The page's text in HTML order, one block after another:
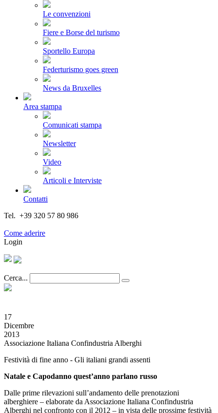
Le convenzioni
Fiere e Borse del turismo
Sportello Europa
Federturismo goes green
News da Bruxelles
Area stampa
Comunicati stampa
Newsletter
Video
Articoli e Interviste
Contatti
Tel. +39 320 57 80 986
Come aderire
Login
Cerca...
17
Dicembre
2013
Associazione Italiana Confindustria Alberghi
Festività di fine anno - Gli italiani grandi assenti
Natale e Capodanno quest’anno parlano russo
Dalle prime rilevazioni sull’andamento delle prenotazioni
alberghiere – elaborate da Associazione Italiana Confindustria
Alberghi nel confronto con il 2012 – in vista delle prossime festività